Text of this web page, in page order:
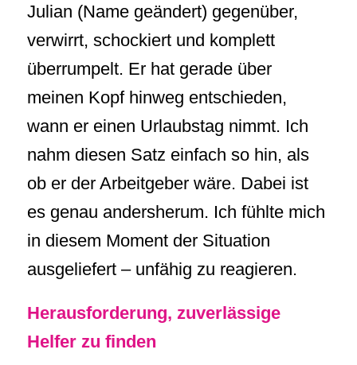
Julian (Name geändert) gegenüber,
verwirrt, schockiert und komplett
überrumpelt. Er hat gerade über
meinen Kopf hinweg entschieden,
wann er einen Urlaubstag nimmt. Ich
nahm diesen Satz einfach so hin, als
ob er der Arbeitgeber wäre. Dabei ist
es genau andersherum. Ich fühlte mich
in diesem Moment der Situation
ausgeliefert – unfähig zu reagieren.
Herausforderung, zuverlässige
Helfer zu finden